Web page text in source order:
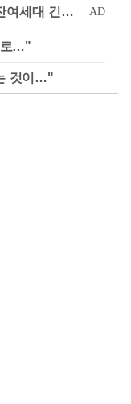
로…"
것이…"